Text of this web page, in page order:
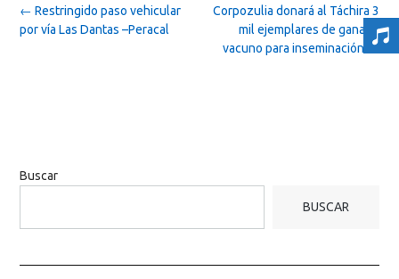
Post
navigation
Corpozulia donará al Táchira 3
mil ejemplares de ganado
vacuno para inseminación
→
← Restringido paso vehicular
por vía Las Dantas –Peracal
Buscar
BUSCAR